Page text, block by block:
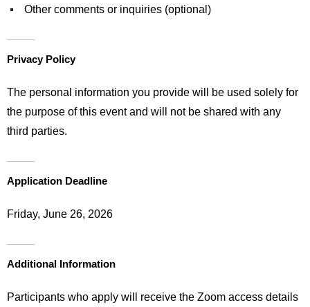
Other comments or inquiries (optional)
Privacy Policy
The personal information you provide will be used solely for
the purpose of this event and will not be shared with any
third parties.
Application Deadline
Friday, June 26, 2026
Additional Information
Participants who apply will receive the Zoom access details